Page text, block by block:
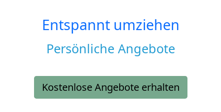
Entspannt umziehen
Persönliche Angebote
Kostenlose Angebote erhalten